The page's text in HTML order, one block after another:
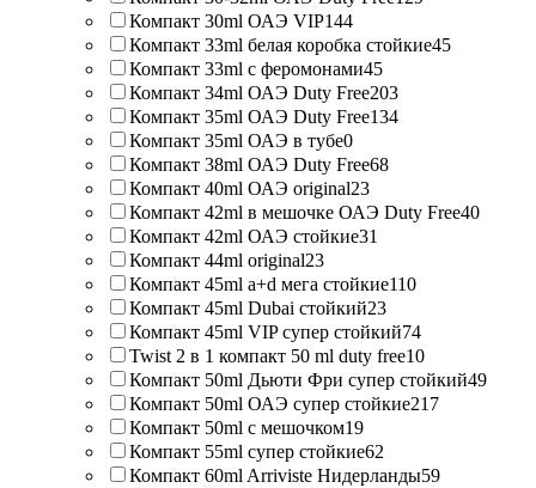
Компакт 30ml ОАЭ VIP144
Компакт 33ml белая коробка стойкие45
Компакт 33ml с феромонами45
Компакт 34ml ОАЭ Duty Free203
Компакт 35ml ОАЭ Duty Free134
Компакт 35ml ОАЭ в тубе0
Компакт 38ml ОАЭ Duty Free68
Компакт 40ml ОАЭ original23
Компакт 42ml в мешочке ОАЭ Duty Free40
Компакт 42ml ОАЭ стойкие31
Компакт 44ml original23
Компакт 45ml a+d мега стойкие110
Компакт 45ml Dubai стойкий23
Компакт 45ml VIP супер стойкий74
Twist 2 в 1 компакт 50 ml duty free10
Компакт 50ml Дьюти Фри супер стойкий49
Компакт 50ml ОАЭ супер стойкие217
Компакт 50ml с мешочком19
Компакт 55ml супер стойкие62
Компакт 60ml Arriviste Нидерланды59